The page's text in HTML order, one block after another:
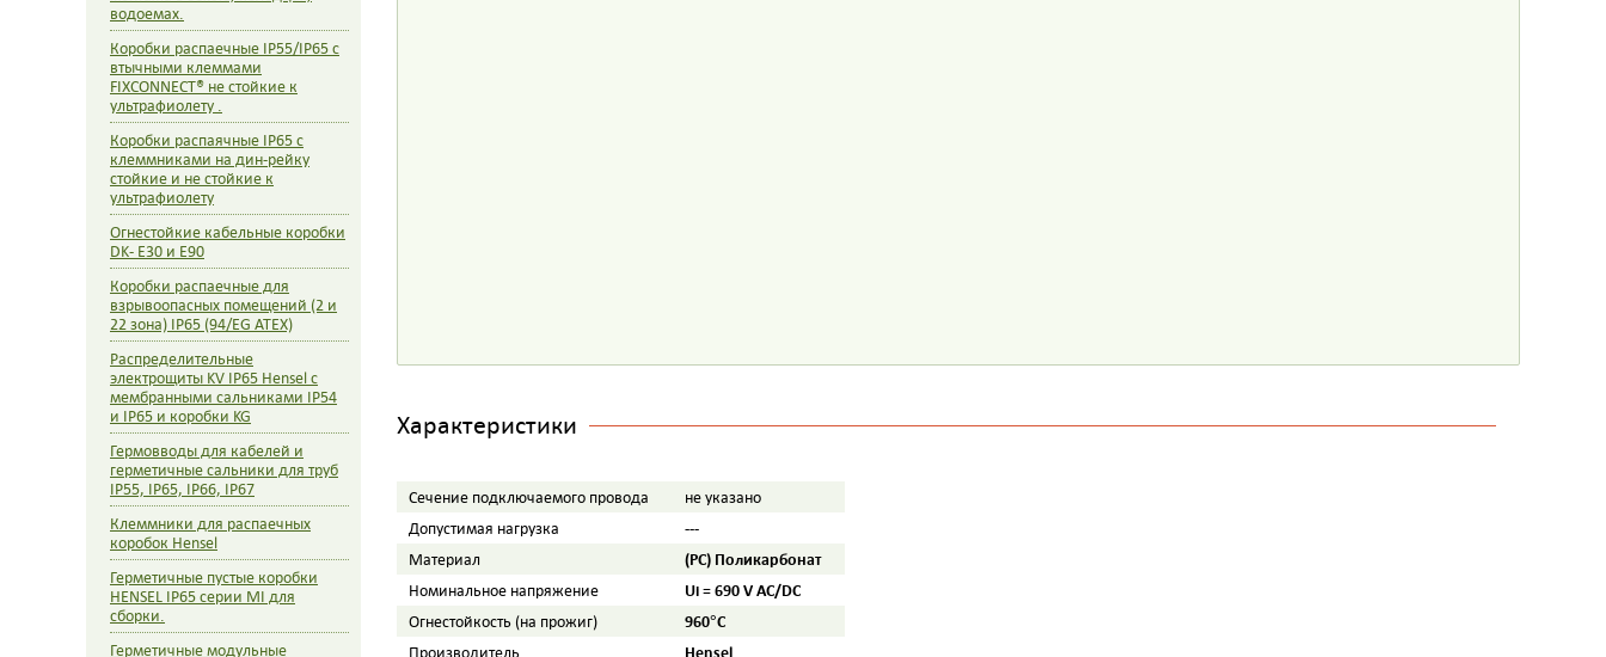
водоемах.
Коробки распаечные IP55/IP65 с
втычными клеммами
FIXCONNECT® не стойкие к
ультрафиолету .
Коробки распаячные IP65 с
клеммниками на дин-рейку
стойкие и не стойкие к
ультрафиолету
Огнестойкие кабельные коробки
DK- E30 и E90
Коробки распаечные для
взрывоопасных помещений (2 и
22 зона) IP65 (94/EG ATEX)
Распределительные
электрощиты KV IP65 Hensel c
мембранными сальниками IP54
и IP65 и коробки KG
Гермовводы для кабелей и
герметичные сальники для труб
IP55, IP65, IP66, IP67
Клеммники для распаечных
коробок Hensel
Герметичные пустые коробки
HENSEL IP65 серии MI для
сборки.
Герметичные модульные
Характеристики
Сечение подключаемого провода
не указано
Допустимая нагрузка
---
Материал (PC) Поликарбонат
Номинальное напряжение Ui = 690 V AC/DC
Огнестойкость (на прожиг) 960°C
Производитель Hensel